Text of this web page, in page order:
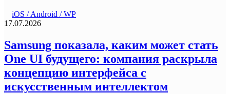
iOS / Android / WP
17.07.2026
Samsung показала, каким может стать
One UI будущего: компания раскрыла
концепцию интерфейса с
искусственным интеллектом